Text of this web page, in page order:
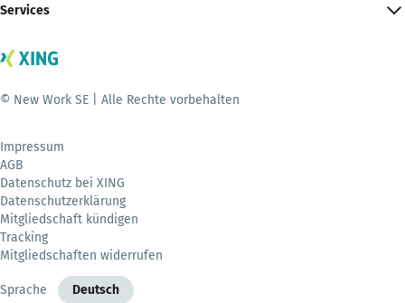
Services
© New Work SE | Alle Rechte vorbehalten
Impressum
AGB
Datenschutz bei XING
Datenschutzerklärung
Mitgliedschaft kündigen
Tracking
Mitgliedschaften widerrufen
Sprache Deutsch